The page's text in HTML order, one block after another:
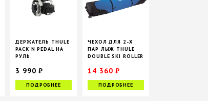
ДЕРЖАТЕЛЬ THULE
PACK'N PEDAL НА
РУЛЬ
3 990 ₽
ПОДРОБНЕЕ
ЧЕХОЛ ДЛЯ 2-Х
ПАР ЛЫЖ THULE
DOUBLE SKI ROLLER
14 360 ₽
16 900 ₽
ПОДРОБНЕЕ